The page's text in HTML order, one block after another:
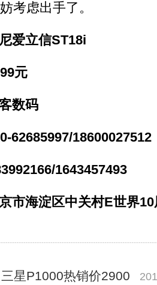
考虑出手了。
爱立信ST18i
元
数码
62685997/18600027512
1643457493
市海淀区中关村E世界
星P1000热销价2900